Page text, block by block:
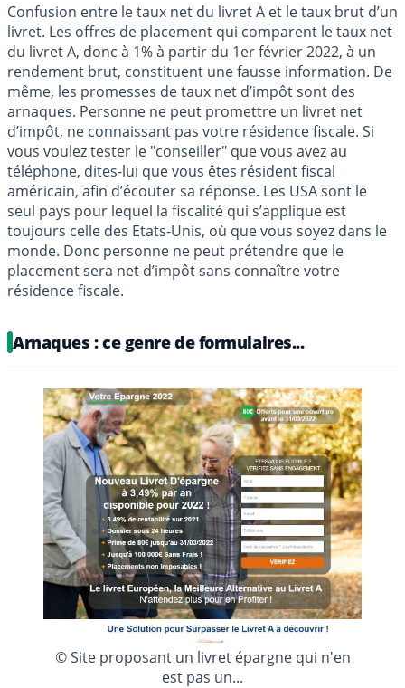
Confusion entre le taux net du livret A et le taux brut d’un
livret. Les offres de placement qui comparent le taux net
du livret A, donc à 1% à partir du 1er février 2022, à un
rendement brut, constituent une fausse information. De
même, les promesses de taux net d’impôt sont des
arnaques. Personne ne peut promettre un livret net
d’impôt, ne connaissant pas votre résidence fiscale. Si
vous voulez tester le "conseiller" que vous avez au
téléphone, dites-lui que vous êtes résident fiscal
américain, afin d’écouter sa réponse. Les USA sont le
seul pays pour lequel la fiscalité qui s’applique est
toujours celle des Etats-Unis, où que vous soyez dans le
monde. Donc personne ne peut prétendre que le
placement sera net d’impôt sans connaître votre
résidence fiscale.
Arnaques : ce genre de formulaires...
© Site proposant un livret épargne qui n'en
est pas un...